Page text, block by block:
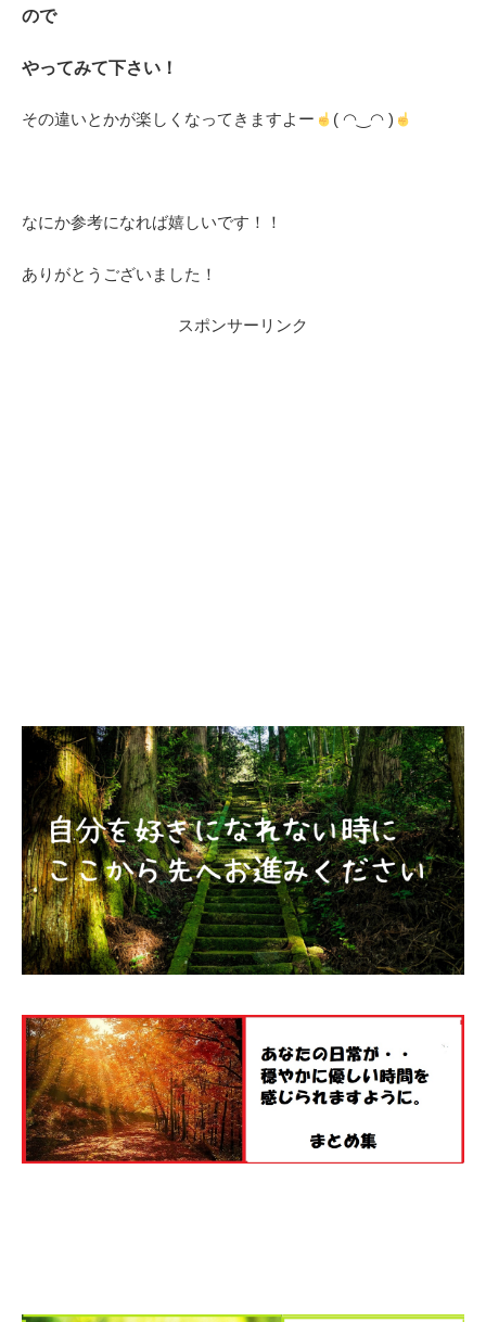
ので
やってみて下さい！
その違いとかが楽しくなってきますよー ( ◠‿◠ )
なにか参考になれば嬉しいです！！
ありがとうございました！
スポンサーリンク